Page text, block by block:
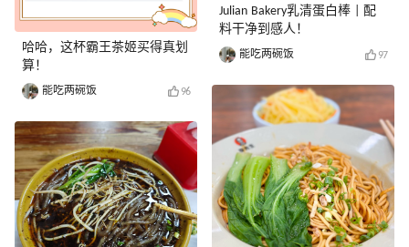
哈哈，这杯霸王茶姬买得真划
算！
能吃两碗饭 96
Julian Bakery乳清蛋白棒 | 配
料干净到感人！
能吃两碗饭 97